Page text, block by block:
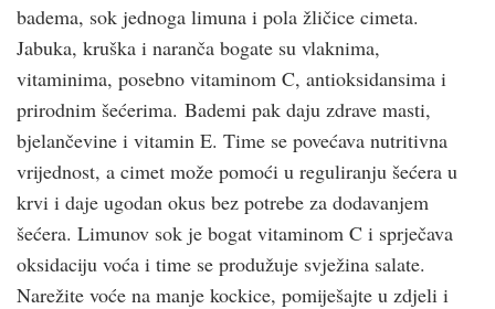
badema, sok jednoga limuna i pola žličice cimeta.
Jabuka, kruška i naranča bogate su vlaknima,
vitaminima, posebno vitaminom C, antioksidansima i
prirodnim šećerima. Bademi pak daju zdrave masti,
bjelančevine i vitamin E. Time se povećava nutritivna
vrijednost, a cimet može pomoći u reguliranju šećera u
krvi i daje ugodan okus bez potrebe za dodavanjem
šećera. Limunov sok je bogat vitaminom C i sprječava
oksidaciju voća i time se produžuje svježina salate.
Narežite voće na manje kockice, pomiješajte u zdjeli i